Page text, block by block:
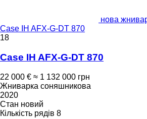
нова
Case IH AFX-G-DT 870
18
Case IH AFX-G-DT 870
22 000 € ≈ 1 132 000 грн
Жниварка соняшникова
2020
Стан новий
Кількість рядів 8